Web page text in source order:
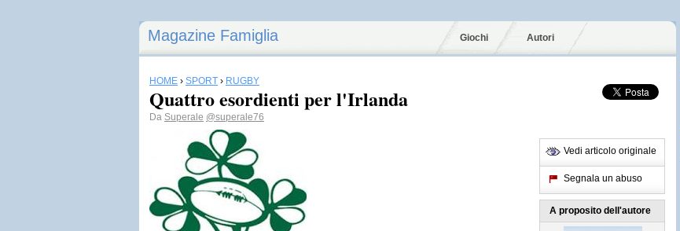
Magazine Famiglia Giochi Autori
HOME › SPORT › RUGBY
Quattro esordienti per l'Irlanda
Da Superale @superale76
Vedi articolo originale
Segnala un abuso
A proposito dell'autore